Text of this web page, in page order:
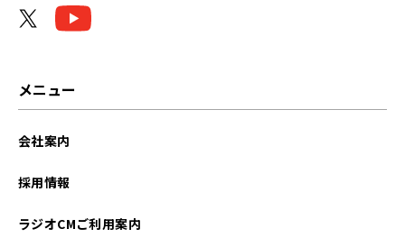
メニュー
会社案内
採用情報
ラジオCMご利用案内